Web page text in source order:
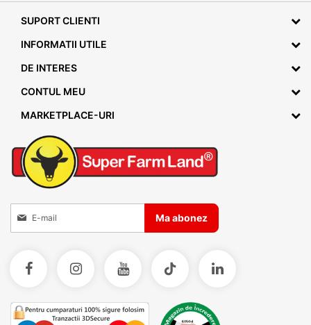
SUPORT CLIENTI
INFORMATII UTILE
DE INTERES
CONTUL MEU
MARKETPLACE-URI
Inscrieti-va la Buletinele noastre informative
Ma abonez